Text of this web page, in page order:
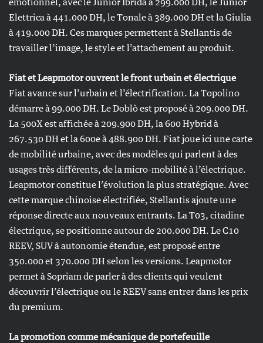
Elettrica à 441.000 DH, le Tonale à 389.000 DH et la Giulia
à 419.000 DH. Ces marques permettent à Stellantis de
travailler l’image, le style et l’attachement au produit.
Fiat et Leapmotor ouvrent le front urbain et électrique
Fiat avance sur l’urbain et l’électrification. La Topolino
démarre à 99.000 DH. Le Doblò est proposé à 209.000 DH.
La 500X est affichée à 209.900 DH, la 600 Hybrid à
267.530 DH et la 600e à 488.900 DH. Fiat joue ici une carte
de mobilité urbaine, avec des modèles qui parlent à des
usages très différents, de la micro-mobilité à l’électrique.
Leapmotor constitue l’évolution la plus stratégique. Avec
cette marque chinoise électrifiée, Stellantis ajoute une
réponse directe aux nouveaux entrants. La T03, citadine
électrique, se positionne autour de 200.000 DH. Le C10
REEV, SUV à autonomie étendue, est proposé entre
350.000 et 370.000 DH selon les versions. Leapmotor
permet à Sopriam de parler à des clients qui veulent
découvrir l’électrique ou le REEV sans entrer dans les prix
du premium.
La promotion comme mécanique de portefeuille